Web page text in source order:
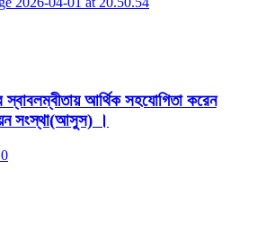
আর্থিক সহযোগিতা করেন
সংস্থা(আসুস) ।
0